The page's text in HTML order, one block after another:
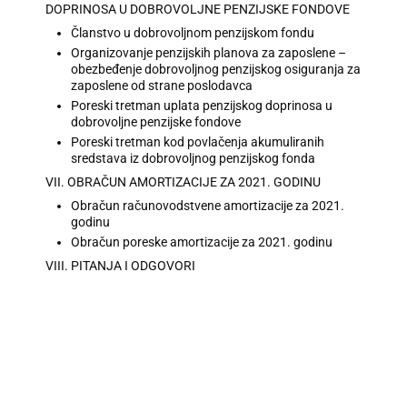
DOPRINOSA U DOBROVOLJNE PENZIJSKE FONDOVE
Članstvo u dobrovoljnom penzijskom fondu
Organizovanje penzijskih planova za zaposlene –
obezbeđenje dobrovoljnog penzijskog osiguranja za
zaposlene od strane poslodavca
Poreski tretman uplata penzijskog doprinosa u
dobrovoljne penzijske fondove
Poreski tretman kod povlačenja akumuliranih
sredstava iz dobrovoljnog penzijskog fonda
VII. OBRAČUN AMORTIZACIJE ZA 2021. GODINU
Obračun računovodstvene amortizacije za 2021.
godinu
Obračun poreske amortizacije za 2021. godinu
VIII. PITANJA I ODGOVORI